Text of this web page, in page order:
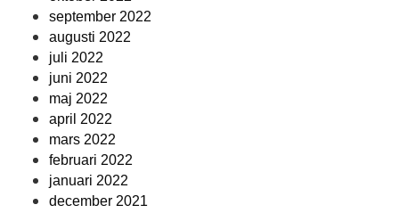
september 2022
augusti 2022
juli 2022
juni 2022
maj 2022
april 2022
mars 2022
februari 2022
januari 2022
december 2021